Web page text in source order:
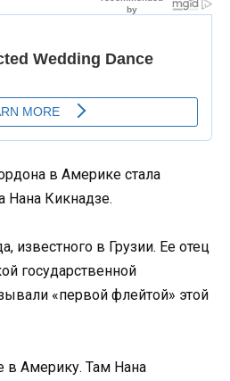
в Америке стала
Нана Кикнадзе.
известного в Грузии. Ее отец
государственной
«первой флейтой» этой
Америку. Там Нана